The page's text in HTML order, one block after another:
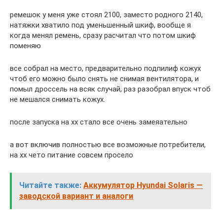
ремешок у меня уже стоял 2100, заместо родного 2140,
натяжки хватило под уменьшенный шкиф, вообще я
когда менял ремень, сразу расчитал что потом шкиф
поменяю
все собрал на место, предварительно подпилиф кожух
чтоб его можно было снять не снимая вентилятора, и
помыл дроссель на всяк случай, раз разобрал впуск чтоб
не мешался снимать кожух.
после запуска на хх стало все очень замеяательно
а вот включив полностью все возможные потребители,
на хх чето питание совсем просело
Читайте также: Аккумулятор Hyundai Solaris —
заводской вариант и аналоги